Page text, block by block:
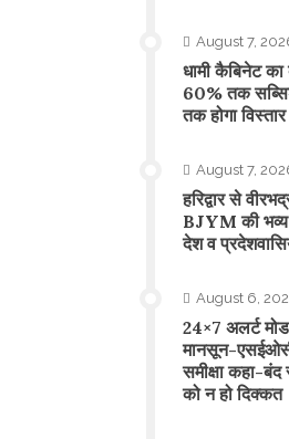
August 7,
​धामी कैबिनेट
60% तक
तक होगा विस्तार
August 7,
​हरिद्वार से
BJYM की भव्य
देश व
August 6,
24×7 अलर्ट
मानसून-
समीक्षा कहा-
को न हो दिक्कत